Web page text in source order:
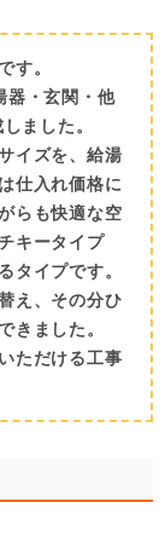
す。
器・玄関・他
ました。
イズを、給湯
仕入れ価格に
らも快適な空
キータイプ
タイプです。
え、その分ひ
きました。
ただける工事